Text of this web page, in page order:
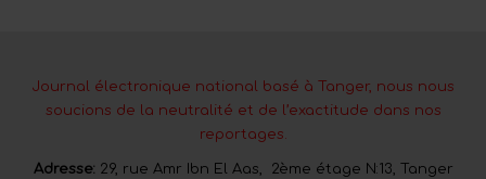
Journal électronique national basé à Tanger, nous nous
soucions de la neutralité et de l’exactitude dans nos
reportages.
Adresse: 29, rue Amr Ibn El Aas, 2ème étage N:13, Tanger